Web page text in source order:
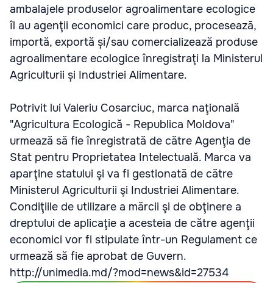
ambalajele produselor agroalimentare ecologice
îl au agenţii economici care produc, procesează,
importă, exportă și/sau comercializează produse
agroalimentare ecologice înregistraţi la Ministerul
Agriculturii și Industriei Alimentare.
Potrivit lui Valeriu Cosarciuc, marca naţională
"Agricultura Ecologică - Republica Moldova"
urmează să fie înregistrată de către Agenţia de
Stat pentru Proprietatea Intelectuală. Marca va
aparţine statului şi va fi gestionată de către
Ministerul Agriculturii şi Industriei Alimentare.
Condiţiile de utilizare a mărcii şi de obţinere a
dreptului de aplicaţie a acesteia de către agenţii
economici vor fi stipulate într-un Regulament ce
urmează să fie aprobat de Guvern.
http://unimedia.md/?mod=news&id=27534